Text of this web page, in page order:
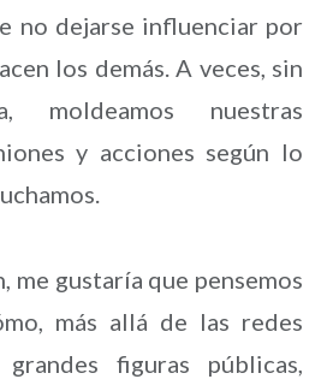
no dejarse influenciar por
los demás. A veces, sin
moldeamos nuestras
y acciones según lo
me gustaría que pensemos
más allá de las redes
figuras públicas,